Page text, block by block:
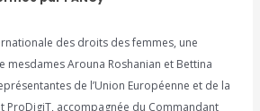
des droits des femmes, une
mesdames Arouna Roshanian et Bettina
de l’Union Européenne et de la
ProDigiT, accompagnée du Commandant